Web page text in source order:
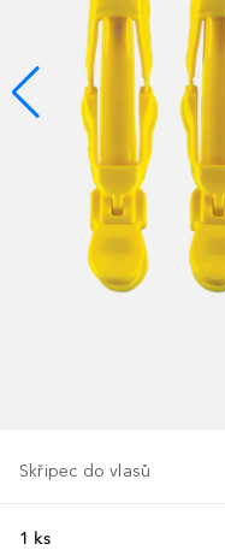
Skřipec do vlasů
1 ks